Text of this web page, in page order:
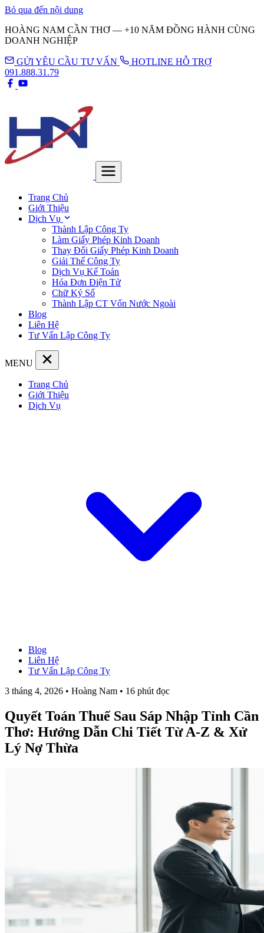
Bỏ qua đến nội dung
HOÀNG NAM CẦN THƠ — +10 NĂM ĐỒNG HÀNH CÙNG
DOANH NGHIỆP
GỬI YÊU CẦU TƯ VẤN
HOTLINE HỖ TRỢ
091.888.31.79
Trang Chủ
Giới Thiệu
Dịch Vụ
Thành Lập Công Ty
Làm Giấy Phép Kinh Doanh
Thay Đổi Giấy Phép Kinh Doanh
Giải Thể Công Ty
Dịch Vụ Kế Toán
Hóa Đơn Điện Tử
Chữ Ký Số
Thành Lập CT Vốn Nước Ngoài
Blog
Liên Hệ
Tư Vấn Lập Công Ty
MENU
Trang Chủ
Giới Thiệu
Dịch Vụ
Thành Lập Công Ty
Làm Giấy Phép Kinh Doanh
Giải Thể Công Ty
Hóa Đơn Điện Tử
Chữ Ký Số
Thành Lập CT Vốn Nước Ngoài
Blog
Liên Hệ
Tư Vấn Lập Công Ty
3 tháng 4, 2026 • Hoàng Nam • 16 phút đọc
Quyết Toán Thuế Sau Sáp Nhập Tỉnh Cần
Thơ: Hướng Dẫn Chi Tiết Từ A-Z & Xử
Lý Nợ Thừa